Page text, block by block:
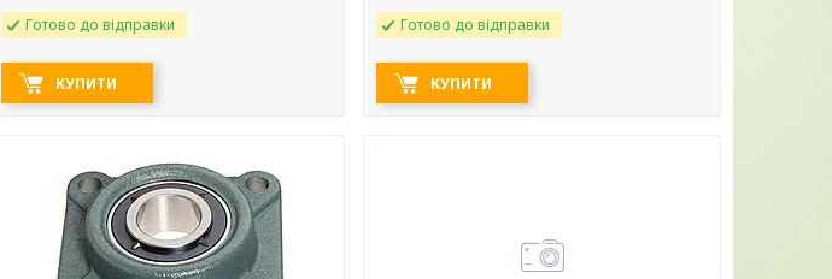
Готово до відправки
КУПИТИ
Готово до відправки
КУПИТИ